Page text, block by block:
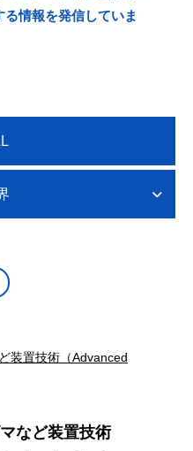
情報を発信していま
など装置技術